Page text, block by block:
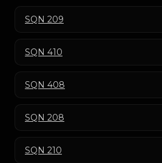
SQN 209
SQN 410
SQN 408
SQN 208
SQN 210